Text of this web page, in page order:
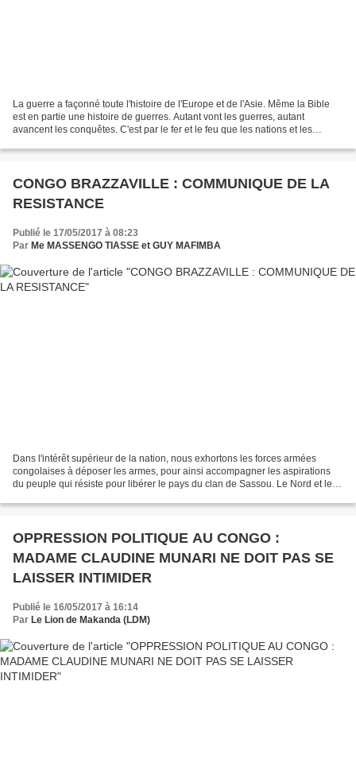
La guerre a façonné toute l'histoire de l'Europe et de l'Asie. Même la Bible
est en partie une histoire de guerres. Autant vont les guerres, autant
avancent les conquêtes. C'est par le fer et le feu que les nations et les
CONGO BRAZZAVILLE : COMMUNIQUE DE LA
RESISTANCE
Publié le 17/05/2017 à 08:23
Par Me MASSENGO TIASSE et GUY MAFIMBA
Dans l'intérêt supérieur de la nation, nous exhortons les forces armées
congolaises à déposer les armes, pour ainsi accompagner les aspirations
du peuple qui résiste pour libérer le pays du clan de Sassou. Le Nord et le
OPPRESSION POLITIQUE AU CONGO :
MADAME CLAUDINE MUNARI NE DOIT PAS SE
LAISSER INTIMIDER
Publié le 16/05/2017 à 16:14
Par Le Lion de Makanda (LDM)